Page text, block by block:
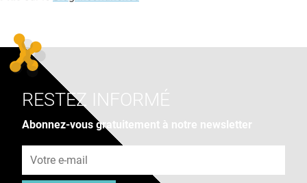
RESTEZ INFORMÉ
Abonnez-vous gratuitement à notre newsletter